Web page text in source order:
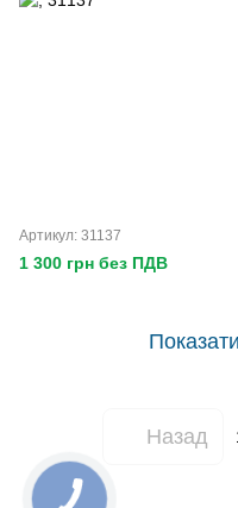
Артикул: 31137
1 300 грн без ПДВ
Назад